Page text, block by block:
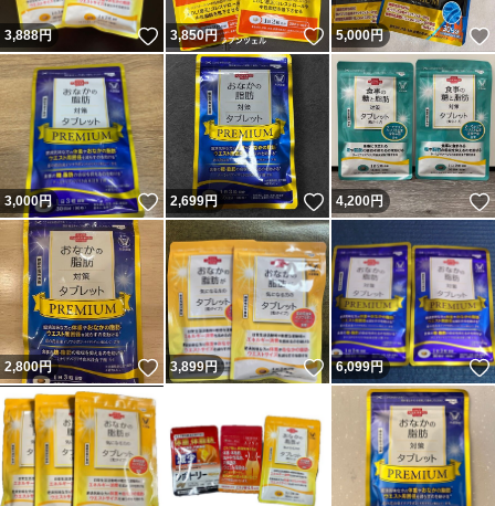
3,888円 いいね！
3,850円 いいね！
5,000円
3,000円 いいね！
2,699円 いいね！
4,200円
2,800円 いいね！
3,899円 いいね！
6,099円